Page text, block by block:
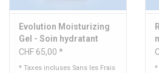
Evolution Moisturizing
Gel - Soin hydratant
CHF 65,00 *
* Taxes incluses Sans les Frais
*